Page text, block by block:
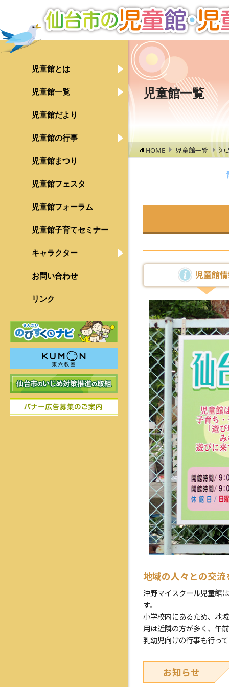
児童館とは 児童館について
ご利用にあたって
募集のご案内
児童館一覧 青葉区
太白区
児童館だより
児童館の行事 行事検索
乳幼児親子対象行事
児童館まつり
児童館フェスタ
児童館フォーラム
児童館子育てセミナー
キャラクター 青葉区
太白区
お問い合わせ
リンク
児童館一覧
HOME 児童館一覧 沖
児童館
地域の人々との交
沖野マイスクール児童館
す。
小学校内にあるため、地
用は近隣の方が多く、午
乳幼児向けの行事も行っ
お知らせ